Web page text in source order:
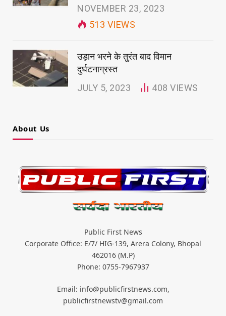
NOVEMBER 23, 2023
513 VIEWS
उड़ान भरने के तुरंत बाद विमान
दुर्घटनाग्रस्त
JULY 5, 2023 408VIEWS
About Us
Public First News
Corporate Office: E/7/ HIG-139, Arera Colony, Bhopal
462016 (M.P)
Phone: 0755-7967937
Email: info@publicfirstnews.com,
publicfirstnewstv@gmail.com